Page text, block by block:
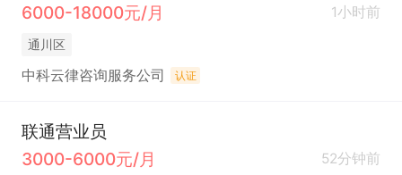
6000-18000元/月
1小时前
通川区
中科云律咨询服务公司 认证
联通营业员
3000-6000元/月
52分钟前